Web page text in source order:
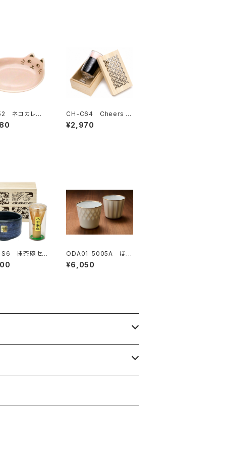
ネコカレー
ク
CH-C64 Cheers ク
ラフトビアグラス 喉ご
し
¥2,970
抹茶碗セッ
窯変blue
ODA01-5005A ほの
か ペアロックカップ
¥6,050